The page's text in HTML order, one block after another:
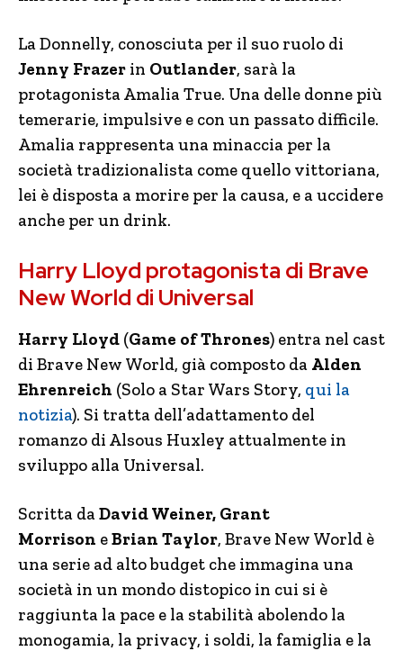
La Donnelly, conosciuta per il suo ruolo di
Jenny Frazer in Outlander, sarà la
protagonista Amalia True. Una delle donne più
temerarie, impulsive e con un passato difficile.
Amalia rappresenta una minaccia per la
società tradizionalista come quello vittoriana,
lei è disposta a morire per la causa, e a uccidere
anche per un drink.
Harry Lloyd protagonista di Brave
New World di Universal
Harry Lloyd (Game of Thrones) entra nel cast
di Brave New World, già composto da Alden
Ehrenreich (Solo a Star Wars Story, qui la
notizia). Si tratta dell’adattamento del
romanzo di Alsous Huxley attualmente in
sviluppo alla Universal.
Scritta daDavid Weiner, Grant
Morrison eBrian Taylor, Brave New World è
una serie ad alto budget che immagina una
società in un mondo distopico in cui si è
raggiunta la pace e la stabilità abolendo la
monogamia, la privacy, i soldi, la famiglia e la